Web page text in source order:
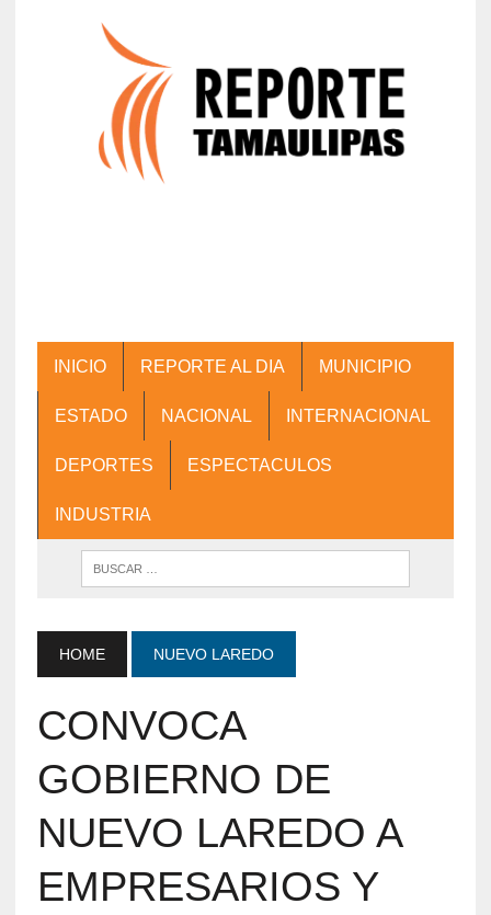
INICIO REPORTE AL DIA MUNICIPIO
ESTADO NACIONAL INTERNACIONAL
DEPORTES ESPECTACULOS
INDUSTRIA
HOME NUEVO LAREDO
CONVOCA
GOBIERNO DE
NUEVO LAREDO A
EMPRESARIOS Y